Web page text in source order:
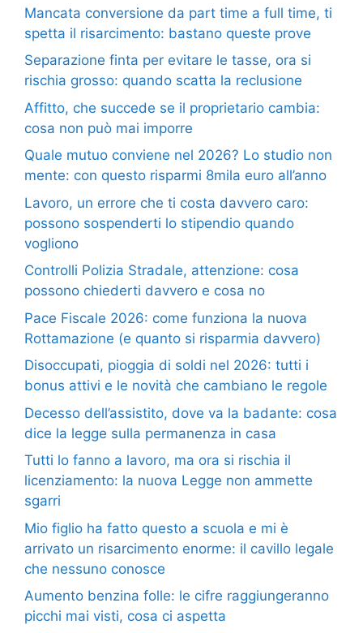
Mancata conversione da part time a full time, ti
spetta il risarcimento: bastano queste prove
Separazione finta per evitare le tasse, ora si
rischia grosso: quando scatta la reclusione
Affitto, che succede se il proprietario cambia:
cosa non può mai imporre
Quale mutuo conviene nel 2026? Lo studio non
mente: con questo risparmi 8mila euro all’anno
Lavoro, un errore che ti costa davvero caro:
possono sospenderti lo stipendio quando
vogliono
Controlli Polizia Stradale, attenzione: cosa
possono chiederti davvero e cosa no
Pace Fiscale 2026: come funziona la nuova
Rottamazione (e quanto si risparmia davvero)
Disoccupati, pioggia di soldi nel 2026: tutti i
bonus attivi e le novità che cambiano le regole
Decesso dell’assistito, dove va la badante: cosa
dice la legge sulla permanenza in casa
Tutti lo fanno a lavoro, ma ora si rischia il
licenziamento: la nuova Legge non ammette
sgarri
Mio figlio ha fatto questo a scuola e mi è
arrivato un risarcimento enorme: il cavillo legale
che nessuno conosce
Aumento benzina folle: le cifre raggiungeranno
picchi mai visti, cosa ci aspetta